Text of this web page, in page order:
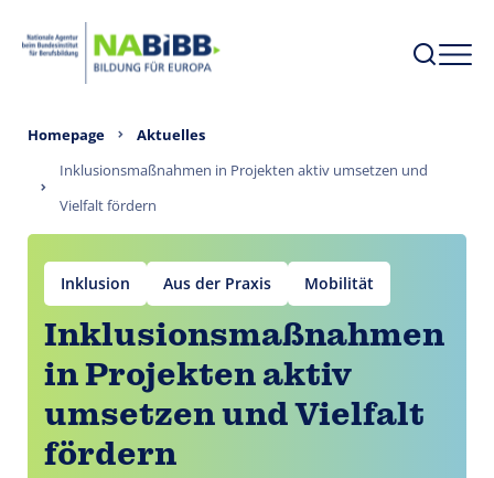
Homepage
Aktuelles
Inklusionsmaßnahmen in Projekten aktiv umsetzen und
Vielfalt fördern
Inklusion Aus der Praxis Mobilität
Inklusionsmaßnahmen
in Projekten aktiv
umsetzen und Vielfalt
fördern